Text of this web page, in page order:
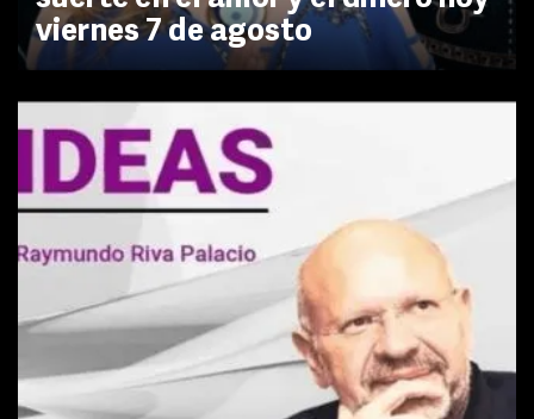
viernes 7 de agosto